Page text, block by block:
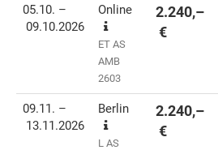
Termin(e) Informationen Preis
05.10. –
09.10.2026
Online
ET AS
AMB
2603
2.240,–
€
09.11. –
13.11.2026
Berlin
L AS
2.240,–
€